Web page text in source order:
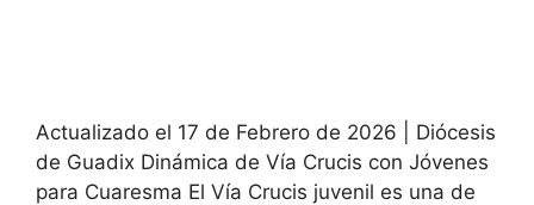
Actualizado el 17 de Febrero de 2026 | Diócesis
de Guadix Dinámica de Vía Crucis con Jóvenes
para Cuaresma El Vía Crucis juvenil es una de